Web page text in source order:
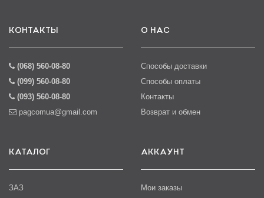
КОНТАКТЫ
(068) 560-08-80
(099) 560-08-80
(093) 560-08-80
pagcomua@gmail.com
О НАС
Способы доставки
Способы оплаты
Контакты
Возврат и обмен
КАТАЛОГ
ЗАЗ
АККАУНТ
Мои заказы